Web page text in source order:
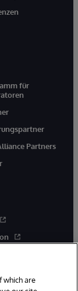
für
Partners
which are